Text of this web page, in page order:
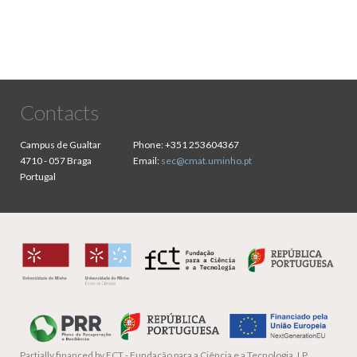
Contacts
Campus de Gualtar
4710 - 057 Braga
Portugal
Phone:+351 253604367
Email: sec@cmat.uminho.pt